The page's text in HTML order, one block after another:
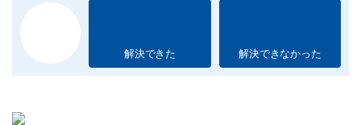
解決できた 解決できなかった